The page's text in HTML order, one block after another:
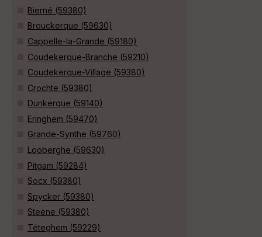
Bierné (59380)
Brouckerque (59630)
Cappelle-la-Grande (59180)
Coudekerque-Branche (59210)
Coudekerque-Village (59380)
Crochte (59380)
Dunkerque (59140)
Eringhem (59470)
Grande-Synthe (59760)
Looberghe (59630)
Pitgam (59284)
Socx (59380)
Spycker (59380)
Steene (59380)
Téteghem (59229)